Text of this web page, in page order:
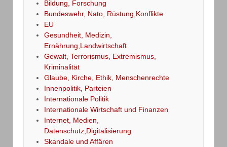
Bildung, Forschung
Bundeswehr, Nato, Rüstung,Konflikte
EU
Gesundheit, Medizin,
Ernährung,Landwirtschaft
Gewalt, Terrorismus, Extremismus,
Kriminalität
Glaube, Kirche, Ethik, Menschenrechte
Innenpolitik, Parteien
Internationale Politik
Internationale Wirtschaft und Finanzen
Internet, Medien,
Datenschutz,Digitalisierung
Skandale und Affären